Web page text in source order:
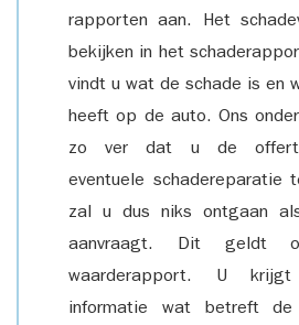
rapporten aan. Het
bekijken in het
vindt u wat de schade is en
heeft op de auto. Ons
zo ver dat u de
eventuele schadereparatie
zal u dus niks ontgaan
aanvraagt. Dit geldt
waarderapport. U
informatie wat betreft de